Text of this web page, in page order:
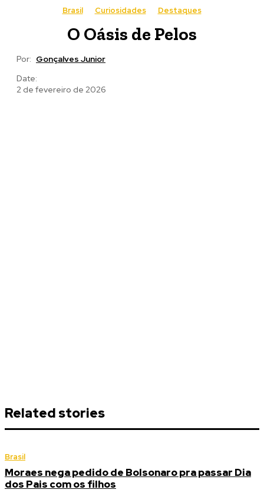
Brasil Curiosidades Destaques
O Oásis de Pelos
Por: Gonçalves Junior
Date:
2 de fevereiro de 2026
Related stories
Brasil
Moraes nega pedido de Bolsonaro pra passar Dia
dos Pais com os filhos